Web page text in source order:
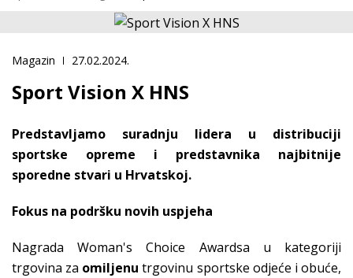
Magazin 27.02.2024.
Sport Vision X HNS
Predstavljamo suradnju lidera u distribuciji
sportske opreme i predstavnika najbitnije
sporedne stvari u Hrvatskoj.
Fokus na podršku novih uspjeha
Nagrada Woman's Choice Awardsa u kategoriji
trgovina za omiljenu trgovinu sportske odjeće i obuće,